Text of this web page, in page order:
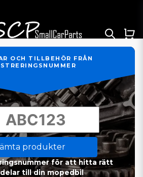
OCH TILLBEHÖR FRÅN
produkter
för att hitta rätt
till din mopedbil